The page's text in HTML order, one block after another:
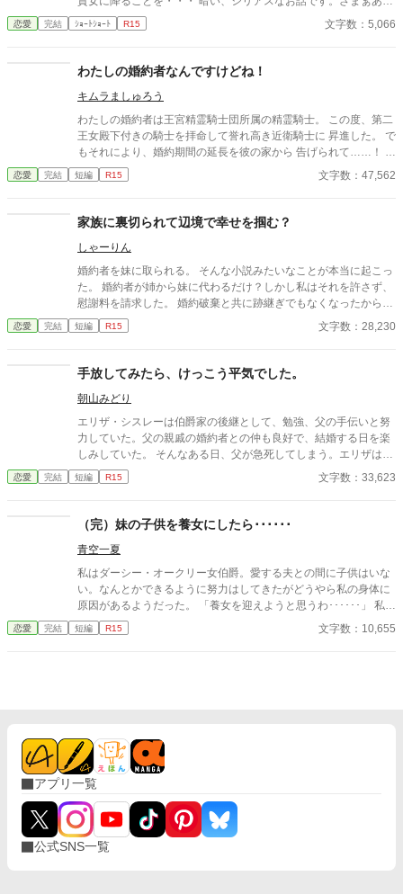
ですが、ヒロインがするわけではありません。残酷と感じるかど
うかは人によるので、わかりませんが、残酷描写シーンはありま
恋愛 完結 ｼｮｰﾄｼｮｰﾄ R15 文字数：5,066
わたしの婚約者なんですけどね！
キムラましゅろう
わたしの婚約者は王宮精霊騎士団所属の精霊騎士。 この度、第二
王女殿下付きの騎士を拝命して誉れ高き近衛騎士に 昇進した。 で
もそれにより、婚約期間の延長を彼の家から 告げられて……！ ど
うせ待つなら彼の側でとわたしは内緒で精霊魔術師団に 入団し
た。 そんなわたしが日々目にするのは彼を含めたイケメン騎士た
の婚約者なんですけどね！ いつもながらの完全ご都合主義、 ノー
リアリティのお話です。 少々（？）イライラ事例が発生します。
血圧の上昇が心配な方は回れ右をお願いいたします。 小説家にな
ろうさんの方でも投稿しています。
恋愛 完結 短編 R15 文字数：47,562
家族に裏切られて辺境で幸せを掴む？
しゃーりん
婚約者を妹に取られる。 そんな小説みたいなことが本当に起こっ
た。 婚約者が姉から妹に代わるだけ？しかし私はそれを許さず、
慰謝料を請求した。 婚約破棄と共に跡継ぎでもなくなったから。
仕事だけをさせようと思っていた父に失望し、伯父のいる辺境に
行くことにする。 これからは辺境で仕事に生きよう。そう決めて
ど？というお話です。
恋愛 完結 短編 R15 文字数：28,230
手放してみたら、けっこう平気でした。
朝山みどり
エリザ・シスレーは伯爵家の後継として、勉強、父の手伝いと努
力していた。父の親戚の婚約者との仲も良好で、結婚する日を楽
しみしていた。 そんなある日、父が急死してしまう。エリザは学
院をやめて、領主の仕事に専念した。 だが、領主として努力する
エリザを家族は理解してくれない。彼女は家族のなかで孤立して
恋愛 完結 短編 R15 文字数：33,623
（完）妹の子供を養女にしたら･･････
青空一夏
私はダーシー・オークリー女伯爵。愛する夫との間に子供はいな
い。なんとかできるように努力はしてきたがどうやら私の身体に
原因があるようだった。 「養女を迎えようと思うわ･･････」 私の
言葉に夫は私の妹のアイリスのお腹の子どもがいいと言う。私達
はその産まれてきた子供を養女に迎えたが･･････ 異世界中世ヨー
恋愛 完結 短編 R15 文字数：10,655
アプリ一覧
公式SNS一覧